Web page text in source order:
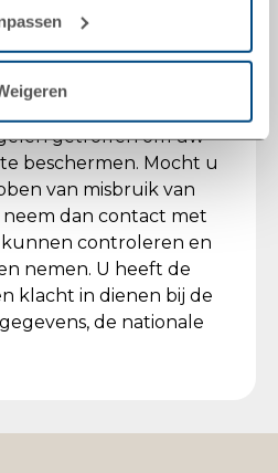
op de website. Zo
getroffen om uw
beschermen. Mocht u
van misbruik van
neem dan contact met
controleren en
nemen. U heeft de
klacht in dienen bij de
de nationale